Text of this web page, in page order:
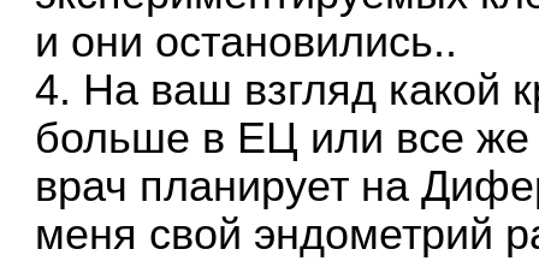
и они остановились..
4. На ваш взгляд какой
больше в ЕЦ или все же
врач планирует на
меня свой эндометрий